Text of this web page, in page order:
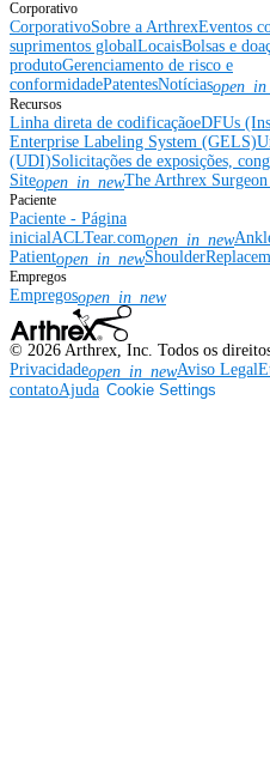
Corporativo
CorporativoSobre a ArthrexEventos
suprimentos globalLocaisBolsas e
produtoGerenciamento de risco e
conformidadePatentesNotícias
Recursos
Linha direta de codificaçãoeDFUs
Enterprise Labeling System (GELS)
(UDI)Solicitações de exposições,
Siteopen_in_newThe Arthrex
Paciente
Paciente - Página
inicialACLTear.comopen_in_new
Patientopen_in_new
Empregos
Empregosopen_in_new
© 2026 Arthrex, Inc. Todos os
Privacidadeopen_in_newAviso Legal
contatoAjuda Cookie Settings